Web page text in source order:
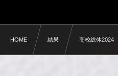
HOME 結果 高校総体2024